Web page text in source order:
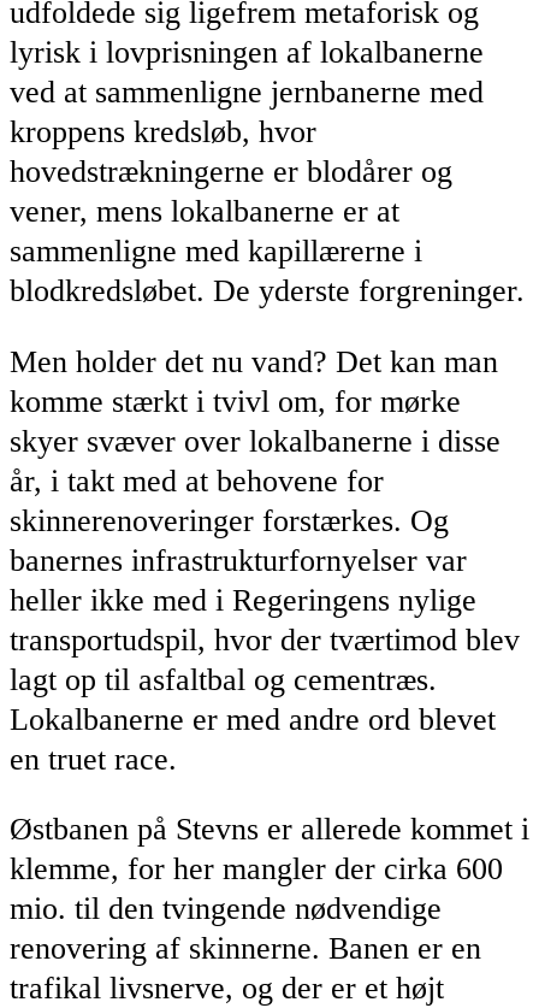
udfoldede sig ligefrem metaforisk og
lyrisk i lovprisningen af lokalbanerne
ved at sammenligne jernbanerne med
kroppens kredsløb, hvor
hovedstrækningerne er blodårer og
vener, mens lokalbanerne er at
sammenligne med kapillærerne i
blodkredsløbet. De yderste forgreninger.
Men holder det nu vand? Det kan man
komme stærkt i tvivl om, for mørke
skyer svæver over lokalbanerne i disse
år, i takt med at behovene for
skinnerenoveringer forstærkes. Og
banernes infrastrukturfornyelser var
heller ikke med i Regeringens nylige
transportudspil, hvor der tværtimod blev
lagt op til asfaltbal og cementræs.
Lokalbanerne er med andre ord blevet
en truet race.
Østbanen på Stevns er allerede kommet i
klemme, for her mangler der cirka 600
mio. til den tvingende nødvendige
renovering af skinnerne. Banen er en
trafikal livsnerve, og der er et højt